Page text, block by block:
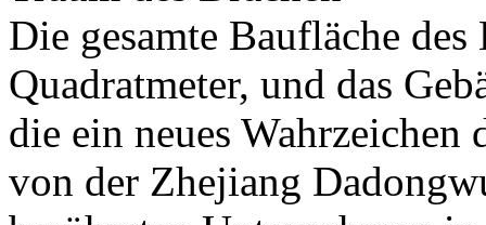
Die gesamte Baufläche
Quadratmeter, und das
die ein neues
von der Zhejiang